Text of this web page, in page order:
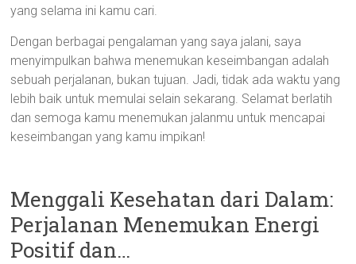
yang selama ini kamu cari.
Dengan berbagai pengalaman yang saya jalani, saya
menyimpulkan bahwa menemukan keseimbangan adalah
sebuah perjalanan, bukan tujuan. Jadi, tidak ada waktu yang
lebih baik untuk memulai selain sekarang. Selamat berlatih
dan semoga kamu menemukan jalanmu untuk mencapai
keseimbangan yang kamu impikan!
Menggali Kesehatan dari Dalam:
Perjalanan Menemukan Energi
Positif dan…